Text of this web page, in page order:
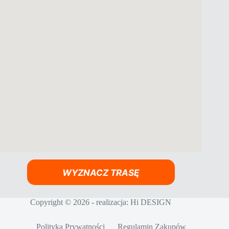
WYZNACZ TRASĘ
Copyright © 2026 - realizacja:Hi DESIGN
Polityka Prywatności Regulamin Zakupów